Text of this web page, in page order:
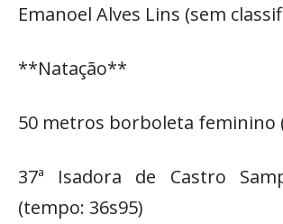
Emanoel Alves Lins (sem
**Natação**
50 metros borboleta feminino
37ª Isadora de Castro
(tempo: 36s95)